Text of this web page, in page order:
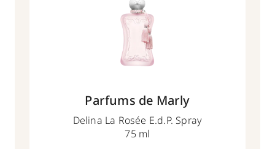
Parfums de Marly
Delina La Rosée E.d.P. Spray
75 ml